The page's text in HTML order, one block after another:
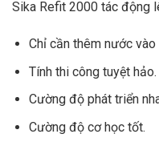
Sika Refit 2000 tác động
Chỉ cần thêm nước
Tính thi công tuyệt hảo.
Cường độ phát triển
Cường độ cơ học tốt.